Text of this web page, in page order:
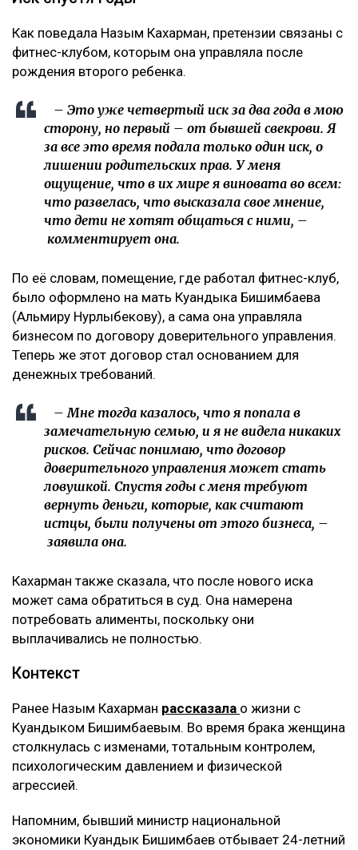
Как поведала Назым Кахарман, претензии связаны с
фитнес-клубом, которым она управляла после
рождения второго ребенка.
– Это уже четвертый иск за два года в мою
сторону, но первый – от бывшей свекрови. Я
за все это время подала только один иск, о
лишении родительских прав. У меня
ощущение, что в их мире я виновата во всем:
что развелась, что высказала свое мнение,
что дети не хотят общаться с ними, –
комментирует она.
По её словам, помещение, где работал фитнес-клуб,
было оформлено на мать Куандыка Бишимбаева
(Альмиру Нурлыбекову), а сама она управляла
бизнесом по договору доверительного управления.
Теперь же этот договор стал основанием для
денежных требований.
– Мне тогда казалось, что я попала в
замечательную семью, и я не видела никаких
рисков. Сейчас понимаю, что договор
доверительного управления может стать
ловушкой. Спустя годы с меня требуют
вернуть деньги, которые, как считают
истцы, были получены от этого бизнеса, –
заявила она.
Кахарман также сказала, что после нового иска
может сама обратиться в суд. Она намерена
потребовать алименты, поскольку они
выплачивались не полностью.
Контекст
Ранее Назым Кахарман рассказала о жизни с
Куандыком Бишимбаевым. Во время брака женщина
столкнулась с изменами, тотальным контролем,
психологическим давлением и физической
агрессией.
Напомним, бывший министр национальной
экономики Куандык Бишимбаев отбывает 24-летний